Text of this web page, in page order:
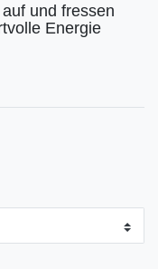
und fressen
Energie